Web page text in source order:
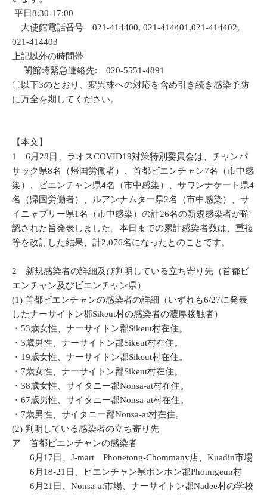
平日8:30-17:00
大使館電話番号 021-414400, 021-414401,021-414402,
021-414403
上記以外の時間帯
閉館時緊急連絡先: 020-5551-4891
〇以下3のとおり、変異株への対応を含め引き続き感染予防
に万全を期してください。
【本文】
1 6月28日、ラオスCOVID19対策特別委員会は、チャンパ
サック県8名（帰国労働者）、首都ビエンチャン7名（市中感
染）、ビエンチャン県4名（市中感染）、サワンナケート県4
名（帰国労働者）、ルアンナムター県2名（市中感染）、サ
イニャブリー県1名（市中感染）の計26名の新規感染者が確
認された旨発表しました。本日までの累計感染者数は、重複
等を改訂した結果、計2,076名になったとのことです。
2 新規感染者の詳細及び判明している立ち寄り先（首都ビ
エンチャン及びビエンチャン県）
(1) 首都ビエンチャンの感染者の詳細（いずれも6/27に発表
したナーサイトン郡Sikeut村の感染者の濃厚接触者）
・53歳女性、ナーサイトン郡Sikeut村在住。
・3歳男性、ナーサイトン郡Sikeut村在住。
・19歳女性、ナーサイトン郡Sikeut村在住。
・7歳女性、ナーサイトン郡Sikeut村在住。
・38歳女性、サイタニー郡Nonsa-at村在住。
・67歳男性、サイタニー郡Nonsa-at村在住。
・7歳男性、サイタニー郡Nonsa-at村在住。
(2) 判明している感染者の立ち寄り先
ア 首都ビエンチャンの感染者
6月17日、J-mart Phonetong-Chommany店、Kuadin市場
6月18-21日、ビエンチャン県ポンホン郡Phonngeun村
6月21日、Nonsa-at市場、ナーサイトン郡Nadee村の学校